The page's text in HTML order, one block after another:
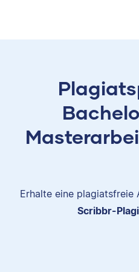
Erhalte eine plagiatsfreie
Scribbr-